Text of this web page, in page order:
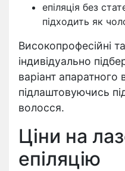
епіляція без
підходить як
Високопрофесійні
індивідуально
варіант апаратного
підлаштовуючись
волосся.
Ціни на
епіляцію